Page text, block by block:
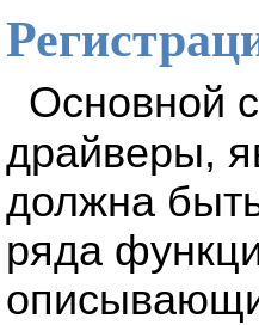
Основной
драйверы,
должна
ряда